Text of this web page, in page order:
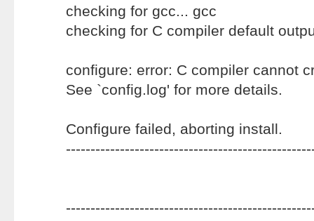
checking for gcc... gcc
checking for C compiler default
configure: error: C compiler cannot
See `config.log' for more details.
Configure failed, aborting install.